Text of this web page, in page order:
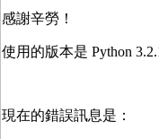
感謝辛勞！
使用的版本是 Python
現在的錯誤訊息是：